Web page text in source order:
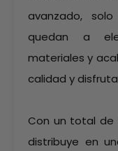
avanzado,
quedan a
materiales y
calidad y
Con un total de
distribuye en